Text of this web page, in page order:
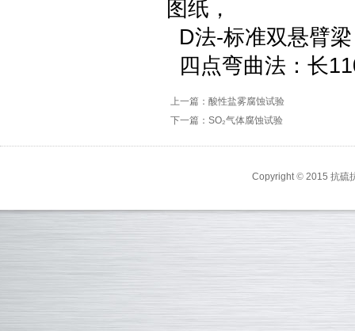
图纸，
D法-标准双悬臂
四点弯曲法：长
上一篇：酸性盐雾腐蚀试验
下一篇：SO₂气体腐蚀试验
Copyright©2015 抗硫